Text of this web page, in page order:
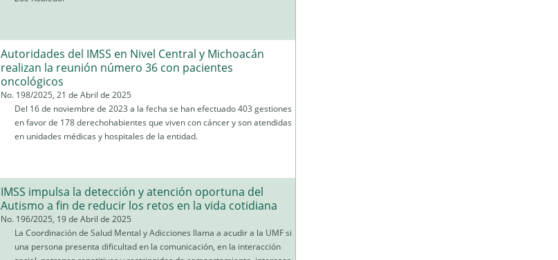
Autoridades del IMSS en Nivel Central y Michoacán
realizan la reunión número 36 con pacientes
oncológicos
No. 198/2025, 21 de Abril de 2025
Del 16 de noviembre de 2023 a la fecha se han efectuado 403 gestiones
en favor de 178 derechohabientes que viven con cáncer y son atendidas
en unidades médicas y hospitales de la entidad.
IMSS impulsa la detección y atención oportuna del
Autismo a fin de reducir los retos en la vida cotidiana
No. 196/2025, 19 de Abril de 2025
La Coordinación de Salud Mental y Adicciones llama a acudir a la UMF si
una persona presenta dificultad en la comunicación, en la interacción